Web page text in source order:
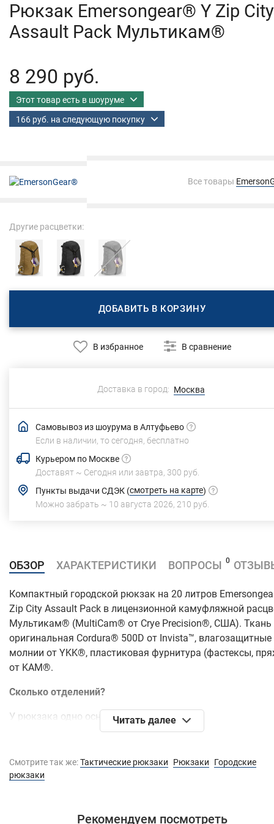
Рюкзак Emersongear® Y Zip City
Assault Pack Мультикам®
8 290 руб.
Этот товар есть в шоуруме
166 руб. на следующую покупку
Все товары
Другие расцветки:
ДОБАВИТЬ В КОРЗИНУ
В избранное В сравнение
Доставка в город: Москва
Самовывоз из шоурума в Алтуфьево
Если в наличии, то сегодня, бесплатно
Курьером по Москве
Доставят ~ Сегодня или завтра, 300 руб.
Пункты выдачи СДЭК (смотреть на карте)
Можно забрать ~ 10 августа 2026 210 руб.
ОБЗОР ХАРАКТЕРИСТИКИ ВОПРОСЫ 0
Компактный городской рюкзак на 20 литров
Zip City Assault Pack в лицензионной камуфляжной
Мультикам® (MultiCam® от Crye Precision®, США). Ткань
оригинальная Cordura® 500D от Invista™, влагозащитные
молнии от YKK®, пластиковая фурнитура (фастексы,
от KAM®.
Сколько отделений?
У рюкзака одно основное отделение.
Со стороны спинки два кармана открытого типа
(большой и малый) глубиной 32 см и 24 см
Читать далее
Смотрите так же:Тактические рюкзаки Рюкзаки
Городские
рюкзаки
Рекомендуем посмотреть